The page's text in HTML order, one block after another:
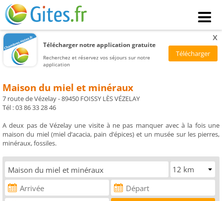
Télécharger notre application gratuite
Recherchez et réservez vos séjours sur notre
application
x
Maison du miel et minéraux
7 route de Vézelay - 89450 FOISSY LÈS VÉZELAY
Tél : 03 86 33 28 46
A deux pas de Vézelay une visite à ne pas manquer avec à la fois une
maison du miel (miel d’acacia, pain d’épices) et un musée sur les pierres,
minéraux, fossiles.